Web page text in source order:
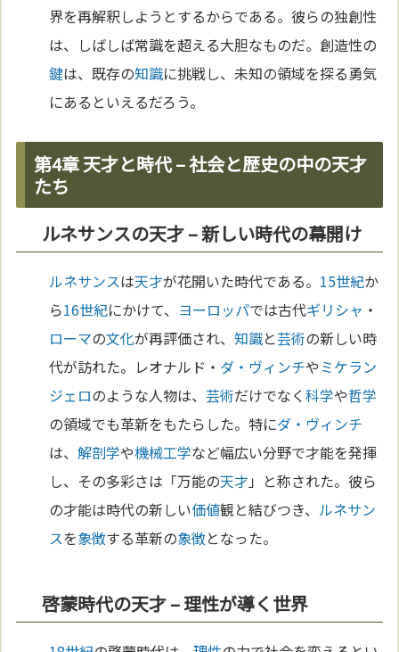
界を再解釈しようとするからである。彼らの独創性
は、しばしば常識を超える大胆なものだ。創造性の
鍵は、既存の知識に挑戦し、未知の領域を探る勇気
にあるといえるだろう。
第4章 天才と時代 – 社会と歴史の中の天才
たち
ルネサンスの天才 – 新しい時代の幕開け
ルネサンスは天才が花開いた時代である。 15世紀か
ら16世紀にかけて、 ヨーロッパでは古代ギリシャ ・
ローマの文化が再評価され、知識と芸術の新しい時
代が訪れた。レオナルド・ ダ・ヴィンチやミケラン
ジェロのような人物は、芸術だけでなく科学や哲学
の領域でも革新をもたらした。特にダ・ヴィンチ
は、解剖学や機械工学など幅広い分野で才能を発揮
し、その多彩さは「万能の天才 」と称された。彼ら
の才能は時代の新しい価値観と結びつき、 ルネサン
スを象徴する革新の象徴となった。
啓蒙時代の天才 – 理性が導く世界